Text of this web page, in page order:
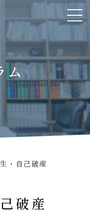
ム
・自己破産
破産